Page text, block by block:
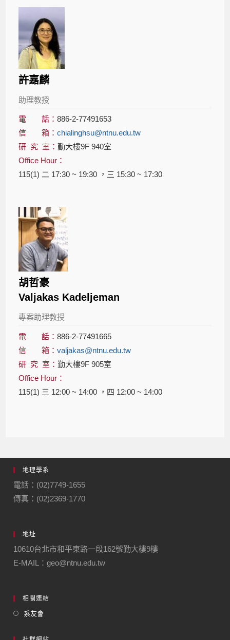
許嘉麟
助理教授
電 話：886-2-77491653
信 箱：chialinghsu@ntnu.edu.tw
研 究 室：勤大樓9F 940室
Office Hour：
115(1) 二 17:30 ~ 19:30 ，三 15:30 ~ 17:30
胡哲豪
Valjakas Kadeljeman
專案助理教授
電 話：886-2-77491665
信 箱：valjakas@ntnu.edu.tw
研 究 室：勤大樓9F 905室
Office Hour：
115(1) 三 12:00 ~ 14:00 ，四 12:00 ~ 14:00
地理學系
電話：(02)7749-1655
傳真：(02)2369-1770
地址
10610台北市和平東路一段162號勤大樓9樓
E-MAIL：geo@ntnu.edu.tw
相關連結
系友會